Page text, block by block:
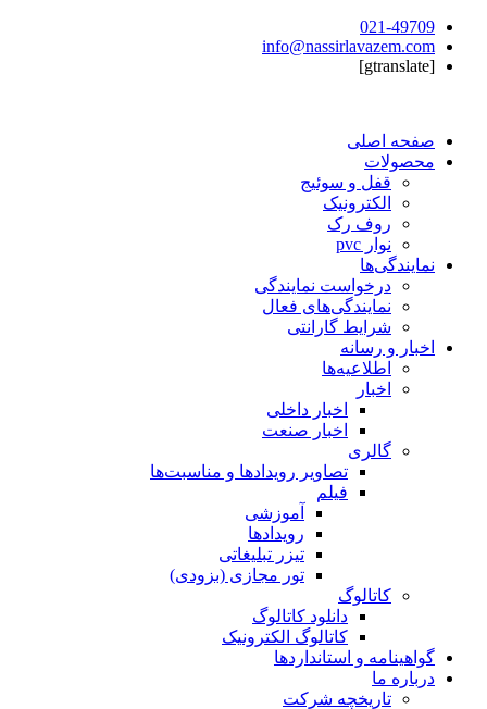
021-49709
info@nassirlavazem.com
[gtranslate]
صفحه اصلی
محصولات
قفل و سوئیج
الکترونیک
روف رک
نوار pvc
نمایندگی‌ها
درخواست نمایندگی
نمایندگی‌های فعال
شرایط گارانتی
اخبار و رسانه
اطلاعیه‌ها
اخبار
اخبار داخلی
اخبار صنعت
گالری
تصاویر رویدادها و مناسبت‌ها
فیلم
آموزشی
رویدادها
تیزر تبلیغاتی
تور مجازی (بزودی)
کاتالوگ
دانلود کاتالوگ
کاتالوگ الکترونیک
گواهینامه و استانداردها
درباره ما
تاریخچه شرکت